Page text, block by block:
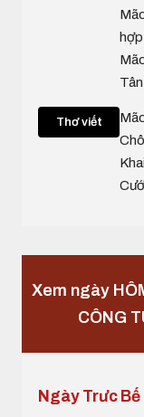
Tân
Thơ viết
Xem ngày
CÔNG
Ngày Trưc